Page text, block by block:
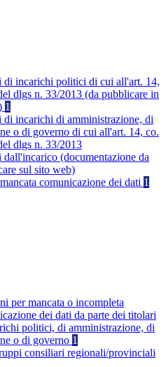
di incarichi politici di cui all'art. 14,
dlgs n. 33/2013 (da pubblicare in
1
di incarichi di amministrazione, di
o di governo di cui all'art. 14, co.
dlgs n. 33/2013
dall'incarico (documentazione da
sul sito web)
comunicazione dei dati 1
per mancata o incompleta
dei dati da parte dei titolari
politici, di amministrazione, di
o di governo 1
consiliari regionali/provinciali